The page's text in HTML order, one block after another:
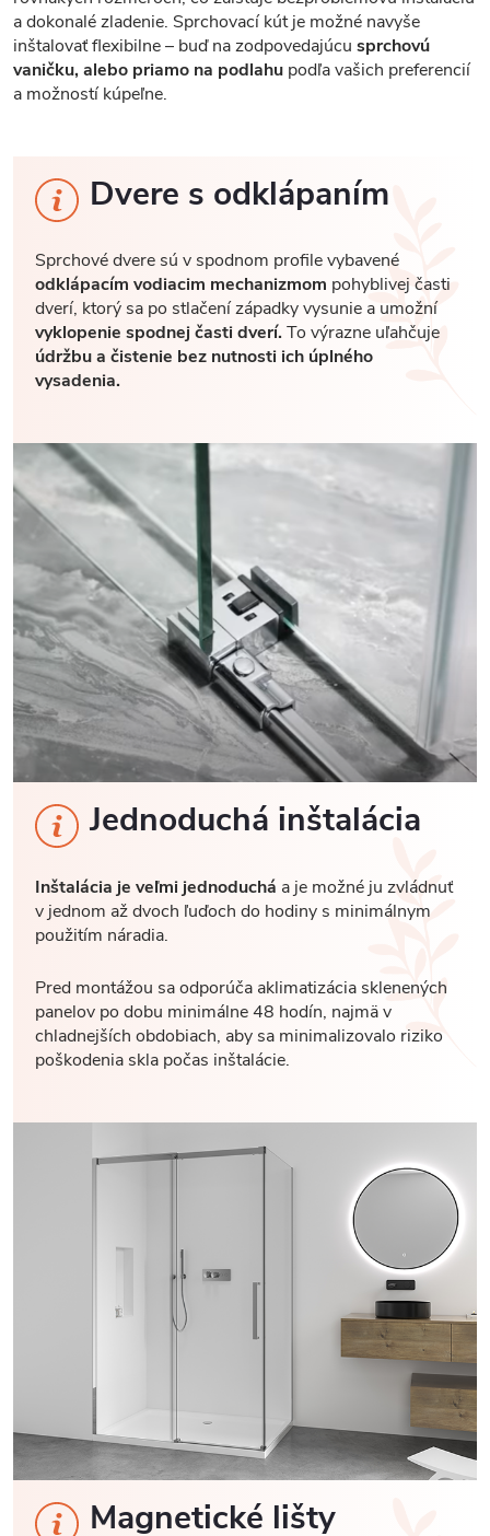
a dokonalé zladenie. Sprchovací kút je možné navyše
inštalovať flexibilne – buď na zodpovedajúcu sprchovú
vaničku, alebo priamo na podlahu podľa vašich preferencií
a možností kúpeľne.
Dvere s odklápaním
Sprchové dvere sú v spodnom profile vybavené
odklápacím vodiacim mechanizmom pohyblivej časti
dverí, ktorý sa po stlačení západky vysunie a umožní
vyklopenie spodnej časti dverí.To výrazne uľahčuje
údržbu a čistenie bez nutnosti ich úplného
vysadenia.
Jednoduchá inštalácia
Inštalácia je veľmi jednoduchá a je možné ju zvládnuť
v jednom až dvoch ľuďoch do hodiny s minimálnym
použitím náradia.
Pred montážou sa odporúča aklimatizácia sklenených
panelov po dobu minimálne 48 hodín, najmä v
chladnejších obdobiach, aby sa minimalizovalo riziko
poškodenia skla počas inštalácie.
Magnetické lišty